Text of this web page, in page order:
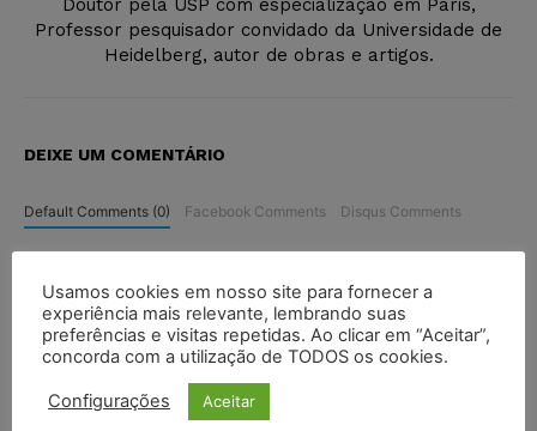
Professor pesquisador convidado da Universidade de
Heidelberg, autor de obras e artigos.
DEIXE UM COMENTÁRIO
Default Comments (0) Facebook Comments Disqus Comments
Usamos cookies em nosso site para fornecer a
experiência mais relevante, lembrando suas
preferências e visitas repetidas. Ao clicar em “Aceitar”,
concorda com a utilização de TODOS os cookies.
Configurações Aceitar